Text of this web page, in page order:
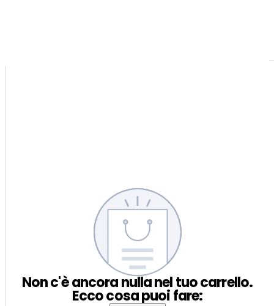
Non c'è ancora nulla nel tuo carrello.
Ecco cosa puoi fare: